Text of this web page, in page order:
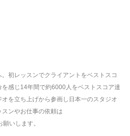
初レッスンでクライアントをベストスコ
感じ14年間で約6000人をベストスコア達
を立ち上げから参画し日本一のスタジオ
ンやお仕事の依頼は
いします。